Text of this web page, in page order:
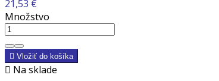
21,53 €
Množstvo
 Vložiť do košíka
 Na sklade